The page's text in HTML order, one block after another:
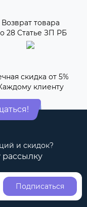
Возврат товара
28 Статье ЗП РБ
скидка от 5%
клиенту
и скидок?
Подписаться